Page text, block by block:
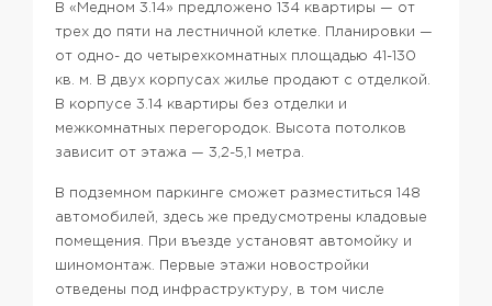
В «Медном 3.14» предложено 134 квартиры — от
трех до пяти на лестничной клетке. Планировки —
от одно- до четырехкомнатных площадью 41-130
кв. м. В двух корпусах жилье продают с отделкой.
В корпусе 3.14 квартиры без отделки и
межкомнатных перегородок. Высота потолков
зависит от этажа — 3,2-5,1 метра.
В подземном паркинге сможет разместиться 148
автомобилей, здесь же предусмотрены кладовые
помещения. При въезде установят автомойку и
шиномонтаж. Первые этажи новостройки
отведены под инфраструктуру, в том числе